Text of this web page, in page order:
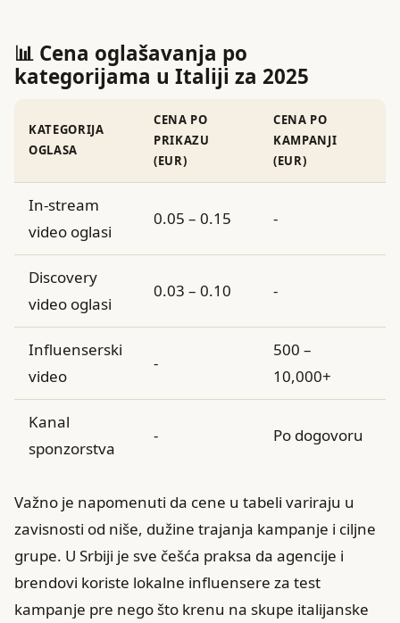
📊 Cena oglašavanja po
kategorijama u Italiji za 2025
KATEGORIJA
OGLASA
CENA PO
PRIKAZU
(EUR)
CENA PO
KAMPANJI
(EUR)
In-stream
video oglasi
0.05 – 0.15 -
Discovery
video oglasi
0.03 – 0.10 -
Influenserski
video
-
500 –
10,000+
Kanal
sponzorstva
- Po dogovoru
Važno je napomenuti da cene u tabeli variraju u
zavisnosti od niše, dužine trajanja kampanje i ciljne
grupe. U Srbiji je sve češća praksa da agencije i
brendovi koriste lokalne influensere za test
kampanje pre nego što krenu na skupe italijanske